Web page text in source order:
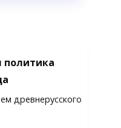
политика
древнерусского